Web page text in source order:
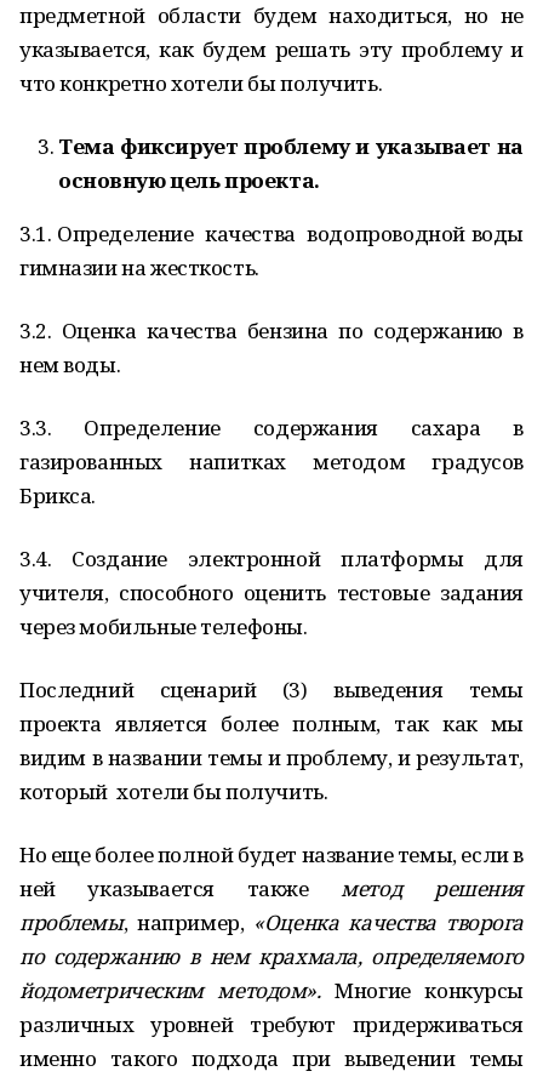
предметной области будем находиться, но не
указывается, как будем решать эту проблему и
что конкретно хотели бы получить.
Тема фиксирует проблему и указывает на
основную цель проекта.
3.1. Определение качества водопроводной воды
гимназии на жесткость.
3.2. Оценка качества бензина по содержанию в
нем воды.
3.3. Определение содержания сахара в
газированных напитках методом градусов
Брикса.
3.4. Создание электронной платформы для
учителя, способного оценить тестовые задания
через мобильные телефоны.
Последний сценарий (3) выведения темы
проекта является более полным, так как мы
видим в названии темы и проблему, и результат,
который хотели бы получить.
Но еще более полной будет название темы, если в
ней указывается такжеметод решения
проблемы, например,«Оценка качества творога
по содержанию в нем крахмала, определяемого
йодометрическим методом».Многие конкурсы
различных уровней требуют придерживаться
именно такого подхода при выведении темы